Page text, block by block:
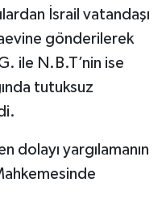
İsrail vatandaşı
gönderilerek
ile N.B.T’nin ise
tutuksuz
dolayı yargılamanın